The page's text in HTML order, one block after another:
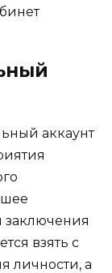
аккаунт
заключения
взять с
личности, а